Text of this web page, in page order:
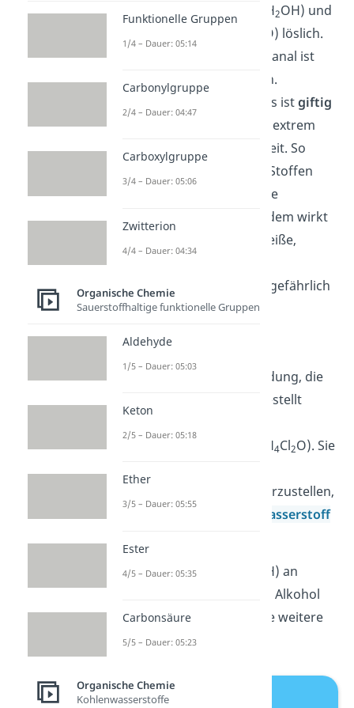
(H2 O),Ethanol CH2OH) und
O) löslich.
: Methanal ist
sehr leicht entzündlich.
: Das Gas istgiftig
und verfügt über eine extrem
hohe Reaktionsfähigkeit. So
bildet es mit anderen Stoffen
teilweise noch giftigere
Verbindungen. Außerdem wirkt
es zerstörend auf Eiweiße,
menschlichen Körper gefährlich
werden kann.
Reaktionen
Eine sehr toxische Verbindung, die
durch Formaldehyd hergestellt
Bischlormethylether
H4Cl2O). Sie
krebserregend. Um sie herzustellen,
lässt du CH
Chlorwasserstoff
Lagert sich Wasserstoff (H) an
Methanal an, entsteht der Alkohol
Methanol(CH
OH) — eine weitere
giftige Verbindung.
Funktionelle Gruppen
1/4 – Dauer: 05:14
Carbonylgruppe
2/4 – Dauer: 04:47
Carboxylgruppe
3/4 – Dauer: 05:06
Zwitterion
4/4 – Dauer: 04:34
Organische Chemie
Sauerstoffhaltige funktionelle Gruppen
Aldehyde
1/5 – Dauer: 05:03
Keton
2/5 – Dauer: 05:18
Ether
3/5 – Dauer: 05:55
Ester
4/5 – Dauer: 05:35
Carbonsäure
5/5 – Dauer: 05:23
Organische Chemie
Kohlenwasserstoffe